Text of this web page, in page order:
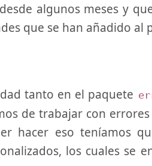
algunos meses y
que se han añadido al
tanto en el paquete
de trabajar con
hacer eso teníamos
los cuales se